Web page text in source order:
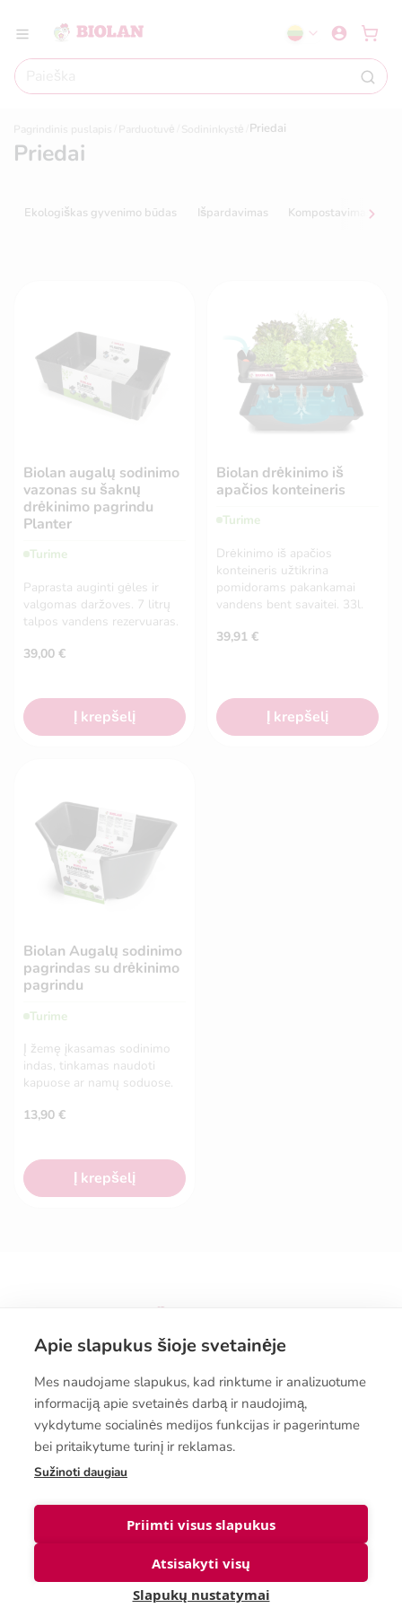
Priedai
Priedai
Ekologiškas gyvenimo būdas Išpardavimas Kompostavimas
Biolan augalų sodinimo
vazonas su šaknų
drėkinimo pagrindu
Planter
Turime
Paprasta auginti gėles ir
valgomas daržoves. 7 litrų
talpos vandens rezervuaras.
39,00 €
Į krepšelį
Biolan drėkinimo iš
apačios konteineris
Turime
Drėkinimo iš apačios
konteineris užtikrina
pomidorams pakankamai
vandens bent savaitei. 33l.
39,91 €
Į krepšelį
Biolan Augalų sodinimo
pagrindas su drėkinimo
pagrindu
Turime
Į žemę įkasamas sodinimo
indas, tinkamas naudoti
kapuose ar namų soduose.
13,90 €
Į krepšelį
Pirkimo sąlygos
Prenumeruokite naujienlaiškį
Apie slapukus šioje svetainėje
Mes naudojame slapukus, kad rinktume ir analizuotume
informaciją apie svetainės darbą ir naudojimą,
vykdytume socialinės medijos funkcijas ir pagerintume
bei pritaikytume turinį ir reklamas.
Sužinoti daugiau
Priimti visus slapukus
Atsisakyti visų
Slapukų nustatymai